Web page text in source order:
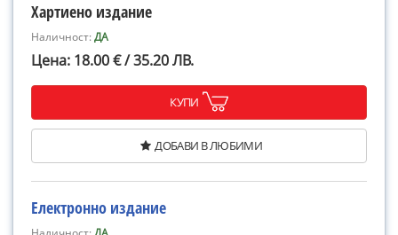
Хартиено издание
Наличност:ДА
Цена: 18.00 € / 35.20 ЛВ.
КУПИ
ДОБАВИ В ЛЮБИМИ
Електронно издание